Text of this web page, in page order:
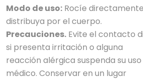
Modo de uso: Rocíe
distribuya por el cuerpo.
Precauciones. Evite el contacto
si presenta irritación o alguna
reacción alérgica suspenda su
médico. Conservar en un lugar